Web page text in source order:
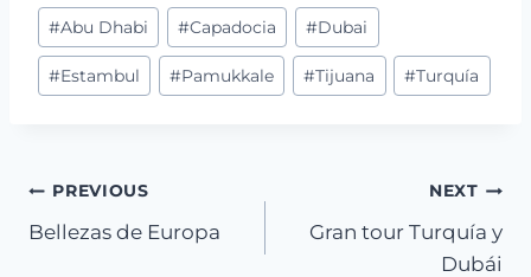
Post
Tags:
#Abu Dhabi #Capadocia #Dubai
#Estambul #Pamukkale #Tijuana #Turquía
Navegación
de
PREVIOUS
Bellezas de Europa
NEXT
Gran tour Turquía y
Dubái